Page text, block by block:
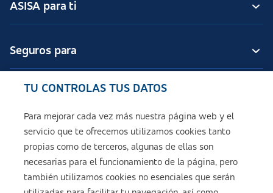
ASISA para ti
Seguros para
Seguros de ASISA
Sobre ASISA
TU CONTROLAS TUS DATOS
Para mejorar cada vez más nuestra página web y el
servicio que te ofrecemos utilizamos cookies tanto
propias como de terceros, algunas de ellas son
necesarias para el funcionamiento de la página, pero
también utilizamos cookies no esenciales que serán